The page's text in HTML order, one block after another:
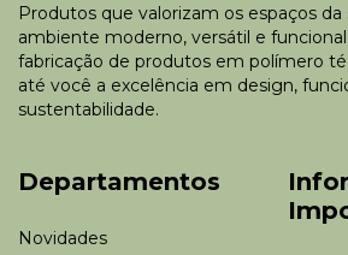
Produtos que valorizam os espaços da
ambiente moderno, versátil e
fabricação de produtos em polímero
até você a excelência em design,
sustentabilidade.
Departamentos
Novidades